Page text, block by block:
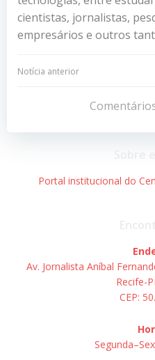
cientistas, jornalistas,
empresários e outros
Navegação
Post
Notícia anterior
Portal institucional do
Av. Jornalista Aníbal
Recife-
CEP: